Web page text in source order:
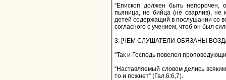
“Епископ должен быть непорочен,
пьяница, не бийца (не сварлив),
детей содержащий в послушании со
согласного с учением, чтоб он был
3. [ЧЕМ СЛУШАТЕЛИ ОБЯЗАНЫ
“Так и Господь повелел
“Наставляемый словом делись
то и пожнет” (Гал.6:6,7).